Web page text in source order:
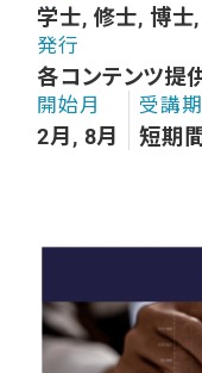
学士, 修士, 博士
発行
各コンテンツ提
開始月
2月, 8月
受講
短期間